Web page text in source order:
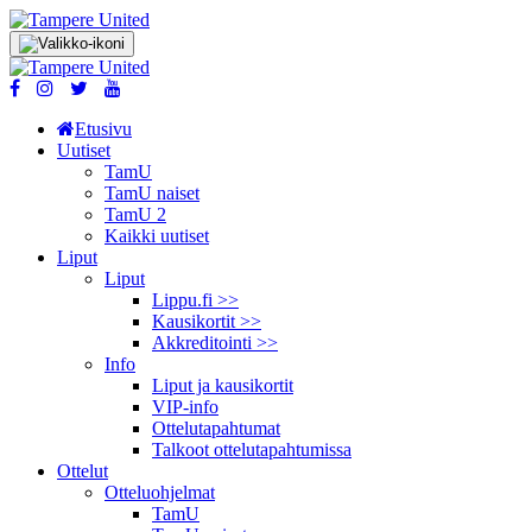
Etusivu
Uutiset
TamU
TamU naiset
TamU 2
Kaikki uutiset
Liput
Liput
Lippu.fi >>
Kausikortit >>
Akkreditointi >>
Info
Liput ja kausikortit
VIP-info
Ottelutapahtumat
Talkoot ottelu­tapahtumissa
Ottelut
Otteluohjelmat
TamU